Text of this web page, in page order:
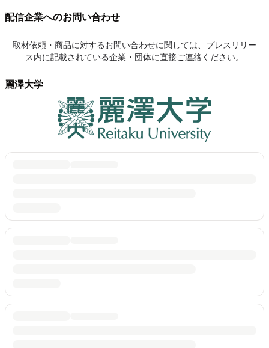
配信企業へのお問い合わせ
取材依頼・商品に対するお問い合わせに関しては、プレスリリー
ス内に記載されている企業・団体に直接ご連絡ください。
麗澤大学